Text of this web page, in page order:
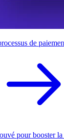
de
pour booster